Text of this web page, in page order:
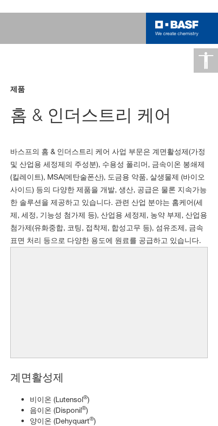
제품
홈 & 인더스트리 케어
바스프의 홈 & 인더스트리 케어 사업 부문은 계면활성제(가정
및 산업용 세정제의 주성분), 수용성 폴리머, 금속이온 봉쇄제
(킬레이트), MSA(메탄술폰산), 도금용 약품, 살생물제 (바이오
사이드) 등의 다양한 제품을 개발, 생산, 공급은 물론 지속가능
한 솔루션을 제공하고 있습니다. 관련 산업 분야는 홈케어(세
제, 세정, 기능성 첨가제 등), 산업용 세정제, 농약 부제, 산업용
첨가제(유화중합, 코팅, 접착제, 합성고무 등), 섬유조제, 금속
표면 처리 등으로 다양한 용도에 원료를 공급하고 있습니다.
계면활성제
비이온 (Lutensol®)
음이온 (Disponil®)
양이온 (Dehyquart®)